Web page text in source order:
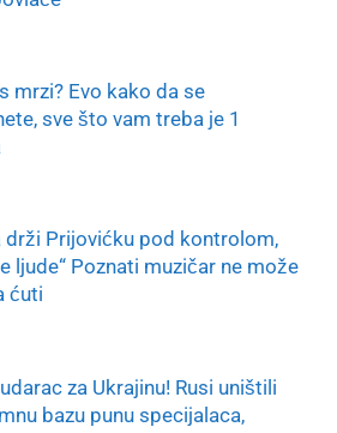
mrzi? Evo kako da se
sve što vam treba je 1
drži Prijovićku pod kontrolom,
ljude“ Poznati muzičar ne može
ćuti
za Ukrajinu! Rusi uništili
bazu punu specijalaca,